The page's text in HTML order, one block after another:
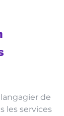
de
les services